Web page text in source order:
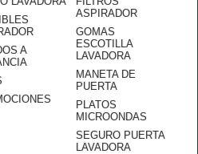
A
ASPIRADOR
GOMAS
ESCOTILLA
LAVADORA
MANETA DE
PUERTA
PLATOS
MICROONDAS
SEGURO PUERTA
LAVADORA